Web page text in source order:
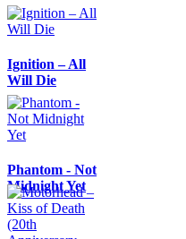
Ignition – All
Will Die
Phantom - Not
Midnight Yet